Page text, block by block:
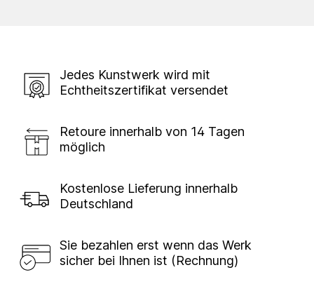
Jedes Kunstwerk wird mit
Echtheitszertifikat versendet
Retoure innerhalb von 14 Tagen
möglich
Kostenlose Lieferung innerhalb
Deutschland
Sie bezahlen erst wenn das Werk
sicher bei Ihnen ist (Rechnung)